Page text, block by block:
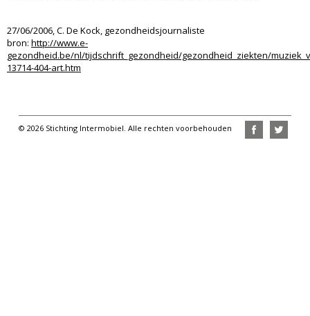
27/06/2006, C. De Kock, gezondheidsjournaliste
bron: http://www.e-
gezondheid.be/nl/tijdschrift_gezondheid/gezondheid_ziekten/
13714-404-art.htm
© 2026 Stichting Intermobiel. Alle rechten voorbehouden